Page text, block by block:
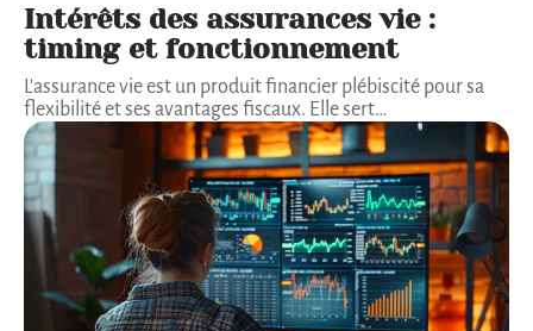
Intérêts des assurances vie :
timing et fonctionnement
L'assurance vie est un produit financier plébiscité pour sa
flexibilité et ses avantages fiscaux. Elle sert…